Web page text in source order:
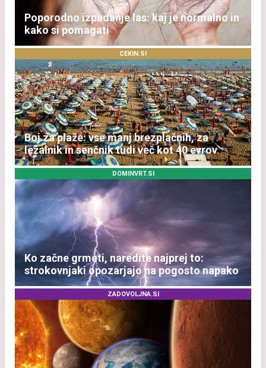
Poporodno izpadanje las: kaj je normalno in
kako si pomagati
CEKIN.SI
Boj za plaže: vse manj brezplačnih, za
ležalnik in senčnik tudi več kot 40 evrov
DOMINVRT.SI
Ko začne grmeti, naredite najprej to:
strokovnjaki opozarjajo na pogosto napako
ZADOVOLJNA.SI